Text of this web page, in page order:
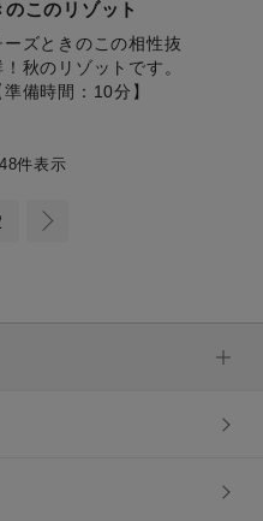
のこのリゾット
ーズときのこの相性抜
！秋のリゾットです。
準備時間：10分】
件表示